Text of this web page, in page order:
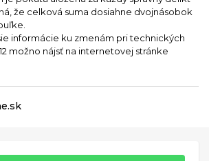
že celková suma dosiahne dvojnásobok
informácie ku zmenám pri technických
možno nájsť na internetovej stránke